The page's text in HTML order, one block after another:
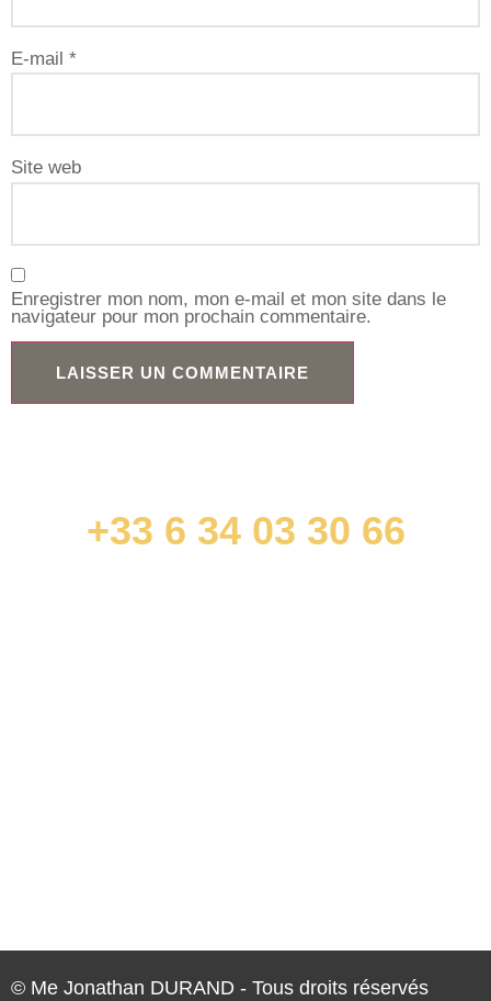
E-mail *
Site web
Enregistrer mon nom, mon e-mail et mon site dans le
navigateur pour mon prochain commentaire.
+33 6 34 03 30 66
© Me Jonathan DURAND - Tous droits réservés